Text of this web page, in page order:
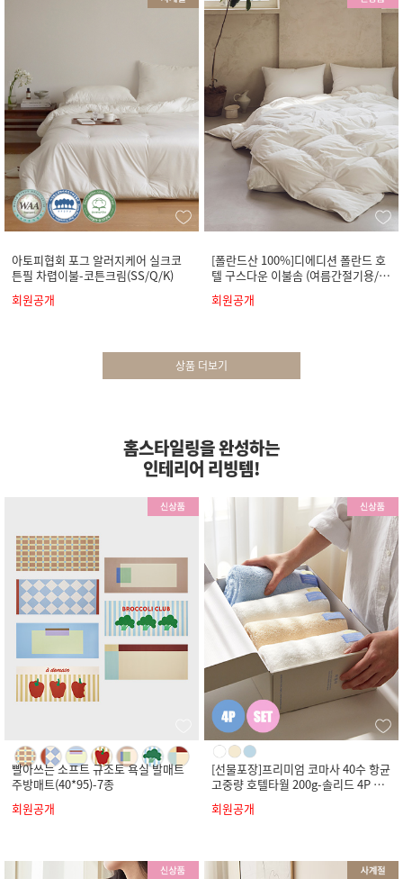
아토피협회 포그 알러지케어 실크코
튼필 차렵이불-코튼크림(SS/Q/K)
회원공개
[폴란드산 100%]디에디션 폴란드 호
텔 구스다운 이불솜 (여름간절기용/사
계절용)
회원공개
상품 더보기
홈스타일링을 완성하는
인테리어 리빙템!
빨아쓰는 소프트 규조토 욕실 발매트
주방매트(40*95)-7종
회원공개
[선물포장]프리미엄 코마사 40수 항균
고중량 호텔타월 200g-솔리드 4P 세
회원공개